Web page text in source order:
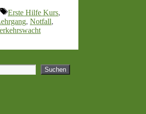
Schlagwörter
Erste Hilfe Kurs,
, Notfall,
Suchen